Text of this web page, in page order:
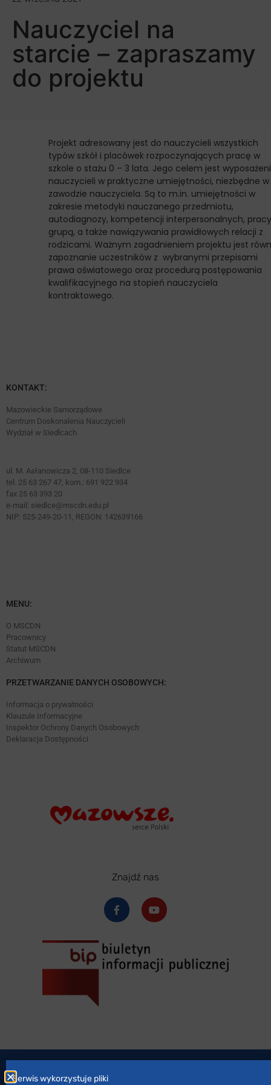
Nauczyciel na
starcie – zapraszamy
do projektu
Projekt adresowany jest do nauczycieli wszystkich
typów szkół i placówek rozpoczynających pracę w
szkole o stażu 0 – 3 lata. Jego celem jest
nauczycieli w praktyczne umiejętności, niezbędne w
zawodzie nauczyciela. Są to m.in. umiejętności w
zakresie metodyki nauczanego przedmiotu,
autodiagnozy, kompetencji interpersonalnych,
grupą, a także nawiązywania prawidłowych relacji z
rodzicami. Ważnym zagadnieniem projektu jest
zapoznanie uczestników z wybranymi przepisami
prawa oświatowego oraz procedurą postępowania
kwalifikacyjnego na stopień nauczyciela
kontraktowego.
KONTAKT:
Mazowieckie Samorządowe
Centrum Doskonalenia Nauczycieli
Wydział w Siedlcach
ul. M. Asłanowicza 2, 08-110 Siedlce
tel. 25 63 267 47, kom.: 691 922 934
fax 25 63 393 20
e-mail: siedlce@mscdn.edu.pl
NIP: 525-249-20-11, REGON: 142639166
MENU:
O MSCDN
Pracownicy
Statut MSCDN
Archiwum
PRZETWARZANIE DANYCH OSOBOWYCH:
Informacja o prywatności
Klauzule Informacyjne
Inspektor Ochrony Danych Osobowych
Deklaracja Dostępności
Znajdź nas
Serwis wykorzystuje pliki